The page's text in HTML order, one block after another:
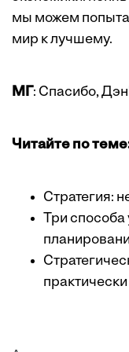
мы можем
мир к лучшему.
МГ: Спасибо,
Читайте по
Стратегия:
Три способа